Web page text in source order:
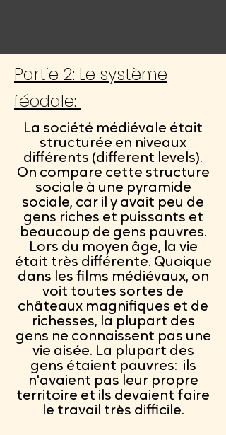
Partie 2: Le système
féodale:
La société médiévale était
structurée en niveaux
différents (different levels).
On compare cette structure
sociale à une pyramide
sociale, car il y avait peu de
gens riches et puissants et
beaucoup de gens pauvres.
Lors du moyen âge, la vie
était très différente. Quoique
dans les films médiévaux, on
voit toutes sortes de
châteaux magnifiques et de
richesses, la plupart des
gens ne connaissent pas une
vie aisée. La plupart des
gens étaient pauvres: ils
n'avaient pas leur propre
territoire et ils devaient faire
le travail très difficile.